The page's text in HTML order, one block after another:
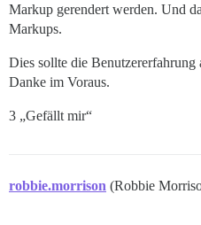
Markup gerendert werden. Und
Markups.
Dies sollte die Benutzererfahrung
Danke im Voraus.
3 „Gefällt mir“
robbie.morrison (Robbie